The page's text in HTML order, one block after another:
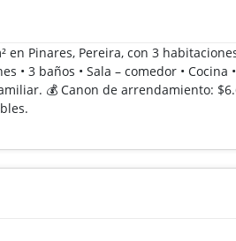
Pinares, Pereira, con 3
• 3 baños • Sala – comedor •
💰 Canon de arrendamiento: